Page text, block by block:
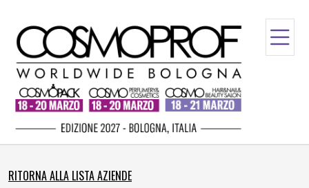
RITORNA ALLA LISTA AZIENDE